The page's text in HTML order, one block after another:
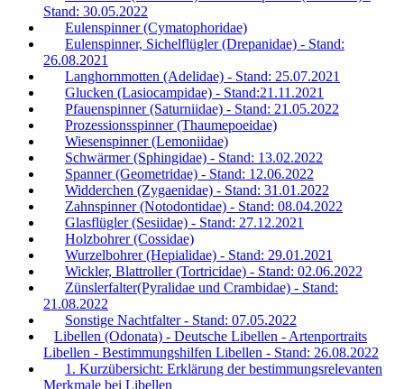
Stand: 30.05.2022
Eulenspinner (Cymatophoridae)
Eulenspinner, Sichelflügler (Drepanidae) - Stand:
26.08.2021
Langhornmotten (Adelidae) - Stand: 25.07.2021
Glucken (Lasiocampidae) - Stand:21.11.2021
Pfauenspinner (Saturniidae) - Stand: 21.05.2022
Prozessionsspinner (Thaumepoeidae)
Wiesenspinner (Lemoniidae)
Schwärmer (Sphingidae) - Stand: 13.02.2022
Spanner (Geometridae) - Stand: 12.06.2022
Widderchen (Zygaenidae) - Stand: 31.01.2022
Zahnspinner (Notodontidae) - Stand: 08.04.2022
Glasflügler (Sesiidae) - Stand: 27.12.2021
Holzbohrer (Cossidae)
Wurzelbohrer (Hepialidae) - Stand: 29.01.2021
Wickler, Blattroller (Tortricidae) - Stand: 02.06.2022
Zünslerfalter(Pyralidae und Crambidae) - Stand:
21.08.2022
Sonstige Nachtfalter - Stand: 07.05.2022
Libellen (Odonata) - Deutsche Libellen - Artenportraits
Libellen - Bestimmungshilfen Libellen - Stand: 26.08.2022
1. Kurzübersicht: Erklärung der bestimmungsrelevanten
Merkmale bei Libellen